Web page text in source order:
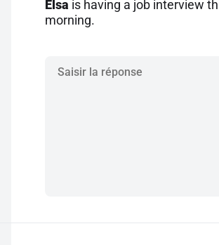
Elsa is having a job interview
morning.